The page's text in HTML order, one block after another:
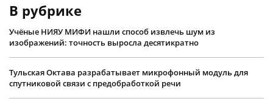
В рубрике
Учëные НИЯУ МИФИ нашли способ извлечь шум из
изображений: точность выросла десятикратно
Тульская Октава разрабатывает микрофонный модуль для
спутниковой связи с предобработкой речи